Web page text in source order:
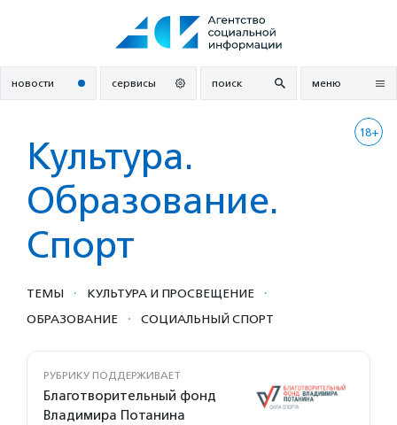
новости сервисы поиск меню
18+
Культура.
Образование.
Спорт
ТЕМЫ · КУЛЬТУРА И ПРОСВЕЩЕНИЕ ·
ОБРАЗОВАНИЕ · СОЦИАЛЬНЫЙ СПОРТ
РУБРИКУ ПОДДЕРЖИВАЕТ
Благотворительный фонд
Владимира Потанина